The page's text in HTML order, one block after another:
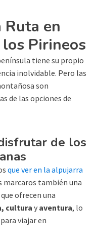
en
Pirineos
tiene su propio
inolvidable. Pero las
son
de las opciones de
de los
que ver en la alpujarra
marcaros también una
ofrecen una
culturay aventura, lo
viajar en